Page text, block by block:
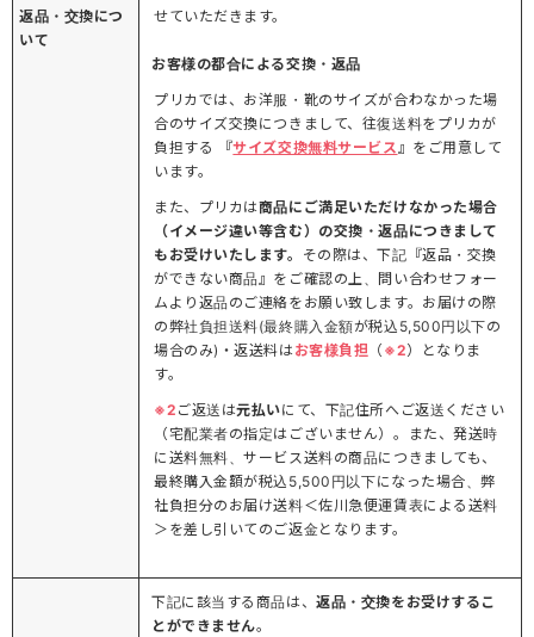
返品・交換につ
いて
せていただきます。
お客様の都合による交換・返品
プリカでは、お洋服・靴のサイズが合わなかった場
合のサイズ交換につきまして、往復送料をプリカが
負担する 『サイズ交換無料サービス』をご用意して
います。
また、プリカは商品にご満足いただけなかった場合
（イメージ違い等含む）の交換・返品につきまして
もお受けいたします。 その際は、下記『返品・交換
ができない商品』をご確認の上、問い合わせフォー
ムより返品のご連絡をお願い致します。お届けの際
の弊社負担送料(最終購入金額が税込5,500円以下の
場合のみ)・返送料はお客様負担 （ ※2）となりま
す。
※2 ご返送は元払いにて、下記住所へご返送ください
（宅配業者の指定はございません）。また、発送時
に送料無料、サービス送料の商品につきましても、
最終購入金額が税込5,500円以下になった場合、弊
社負担分のお届け送料＜佐川急便運賃表による送料
＞を差し引いてのご返金となります。
下記に該当する商品は、返品・交換をお受けするこ
とができません。